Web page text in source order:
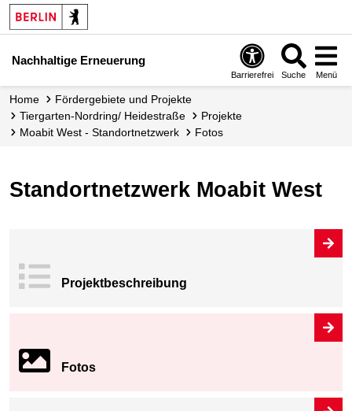
Nachhaltige Erneuerung
Barrierefrei Suche Menü
Home
Fördergebiete und Projekte
Tiergarten-Nordring/ Heidestraße
Projekte
Moabit West - Standortnetzwerk
Fotos
Standortnetzwerk Moabit West
Projekt­beschreibung
Fotos